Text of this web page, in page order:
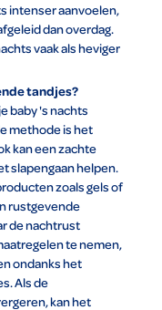
intenser aanvoelen,
dan overdag.
vaak als heviger
tandjes?
baby 's nachts
methode is het
kan een zachte
slapengaan helpen.
zoals gels of
rustgevende
de nachtrust
te nemen,
ondanks het
Als de
kan het